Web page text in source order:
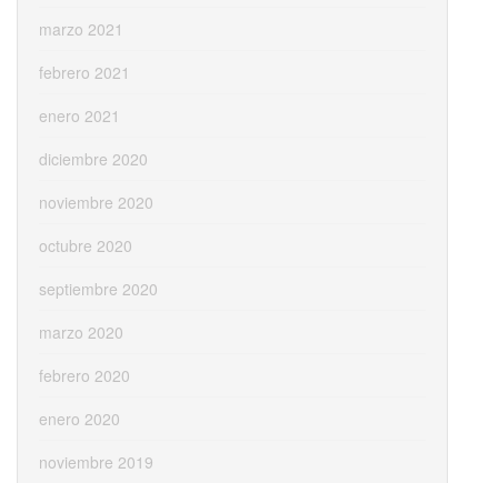
marzo 2021
febrero 2021
enero 2021
diciembre 2020
noviembre 2020
octubre 2020
septiembre 2020
marzo 2020
febrero 2020
enero 2020
noviembre 2019